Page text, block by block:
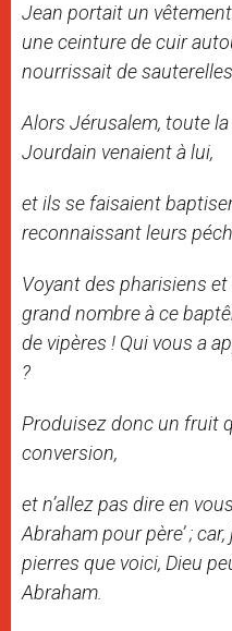
Jean portait un
une ceinture de cuir
nourrissait de
Alors Jérusalem, toute
Jourdain venaient à lui,
et ils se faisaient
reconnaissant leurs
Voyant des pharisiens
grand nombre à ce
de vipères ! Qui vous a
?
Produisez donc un fruit
conversion,
et n’allez pas dire en
Abraham pour père’ ;
pierres que voici, Dieu
Abraham.